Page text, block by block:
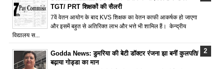
TGT/ PRT शिक्षकों की सैलरी
7वें वेतन आयोग के बाद KVS शिक्षक का वेतन काफी आकर्षक हो जाएगा
और इसमें बहुत से अतिरिक्त लाभ और भत्ते भी शामिल हैं। केन्द्रीय
विद्यालय स...
Godda News: डुमरिया की बेटी डॉक्टर रंजना झा बनीं कुलपति/
बढ़ाया गोड्डा का मान